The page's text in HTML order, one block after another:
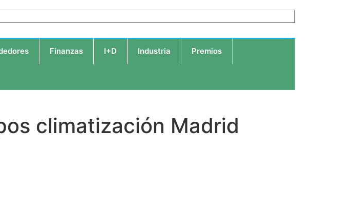
Finanzas I+D Industria Premios
climatización Madrid